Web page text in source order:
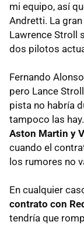
mi equipo, así
Andretti. La
Lawrence Stroll
dos pilotos
Fernando
pero Lance
pista no habría
tampoco las
Aston Martin y
cuando el
los rumores no
En cualquier
contrato con
tendría que